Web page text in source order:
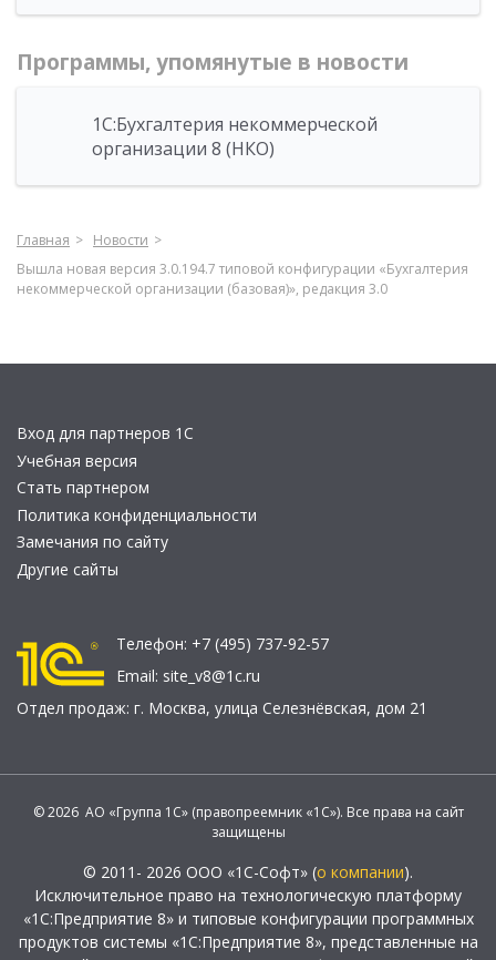
Программы, упомянутые в новости
1С:Бухгалтерия некоммерческой
организации 8 (НКО)
Главная
Новости
Вышла новая версия 3.0.194.7 типовой конфигурации «Бухгалтерия
некоммерческой организации (базовая)», редакция 3.0
Вход для партнеров 1С
Учебная версия
Стать партнером
Политика конфиденциальности
Замечания по сайту
Другие сайты
Телефон: +7 (495) 737-92-57
Email: site_v8@1c.ru
Отдел продаж: г. Москва, улица Селезнёвская, дом 21
© 2026 АО «Группа 1С» (правопреемник «1С»). Все права на сайт
защищены
© 2011- 2026 ООО «1С-Софт» (о компании).
Исключительное право на технологическую платформу
«1С:Предприятие 8» и типовые конфигурации программных
продуктов системы «1С:Предприятие 8», представленные на